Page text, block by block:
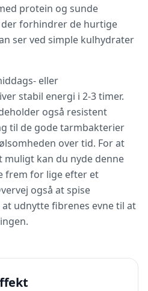
protein og sunde
forhindrer de hurtige
ser ved simple kulhydrater
eller
stabil energi i 2-3 timer.
også resistent
til de gode tarmbakterier
over tid. For at
kan du nyde denne
frem for lige efter et
også at spise
udnytte fibrenes evne til at